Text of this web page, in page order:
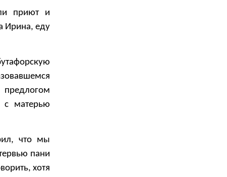
приют и
Ирина, еду
с матерью
что мы
пани
хотя